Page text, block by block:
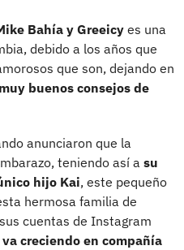
Bahía y Greeicy es una
debido a los años que
que son, dejando en
muy buenos consejos de
anunciaron que la
teniendo así a su
hijo Kai, este pequeño
hermosa familia de
cuentas de Instagram
va creciendo en compañía